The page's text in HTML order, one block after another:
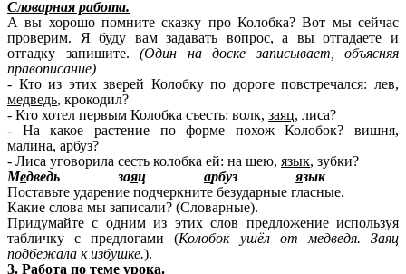
Словарная работа.
А вы хорошо помните сказку про Колобка? Вот мы сейчас
проверим. Я буду вам задавать вопрос, а вы отгадаете и
отгадку запишите. (Один на доске записывает, объясняя
правописание)
- Кто из этих зверей Колобку по дороге повстречался: лев,
медведь, крокодил?
- Кто хотел первым Колобка съесть: волк, заяц, лиса?
- На какое растение по форме похож Колобок? вишня,
малина, арбуз?
- Лиса уговорила сесть колобка ей: на шею, язык, зубки?
Медведь заяц арбуз язык
Поставьте ударение подчеркните безударные гласные.
Какие слова мы записали? (Словарные).
Придумайте с одним из этих слов предложение используя
табличку с предлогами (Колобок ушёл от медведя. Заяц
подбежала к избушке.).
3. Работа по теме урока.